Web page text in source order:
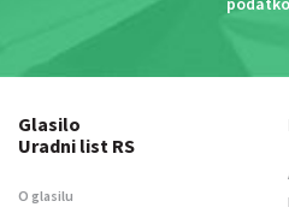
Glasilo
Uradni list RS
O glasilu